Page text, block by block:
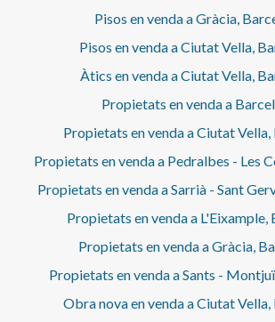
Pisos en venda a Gràcia,
Pisos en venda a Ciutat Vella,
Àtics en venda a Ciutat Vella,
Propietats en venda a
Propietats en venda a Ciutat
Propietats en venda a Pedralbes - Les
Propietats en venda a Sarrià - Sant
Propietats en venda a L'Eixample,
Propietats en venda a Gràcia,
Propietats en venda a Sants -
Obra nova en venda a Ciutat